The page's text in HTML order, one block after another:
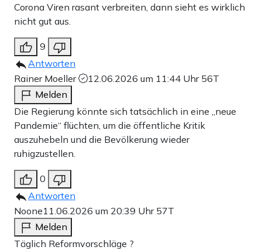
Corona Viren rasant verbreiten, dann sieht es wirklich
nicht gut aus.
9
Antworten
Rainer Moeller
12.06.2026 um 11:44 Uhr 56T
Melden
Die Regierung könnte sich tatsächlich in eine „neue
Pandemie“ flüchten, um die öffentliche Kritik
auszuhebeln und die Bevölkerung wieder
ruhigzustellen.
0
Antworten
Noone11.06.2026 um 20:39 Uhr 57T
Melden
Täglich Reformvorschläge ?